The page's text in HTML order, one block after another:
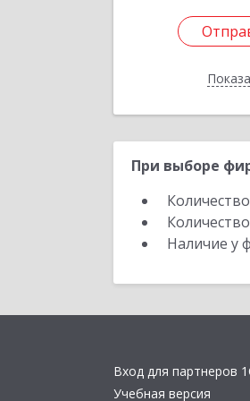
При выборе
Наличие у
Вход для партнеров
Учебная версия